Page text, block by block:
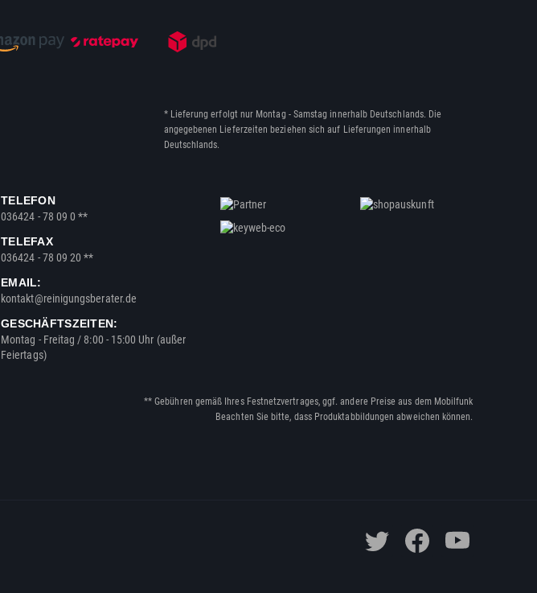
* Lieferung erfolgt nur Montag - Samstag innerhalb Deutschlands. Die
angegebenen Lieferzeiten beziehen sich auf Lieferungen innerhalb
Deutschlands.
TELEFON
036424 - 78 09 0 **
TELEFAX
036424 - 78 09 20 **
EMAIL:
kontakt@reinigungsberater.de
GESCHÄFTSZEITEN:
Montag - Freitag / 8:00 - 15:00 Uhr (außer
Feiertags)
** Gebühren gemäß Ihres Festnetzvertrages, ggf. andere Preise aus dem Mobilfunk
Beachten Sie bitte, dass Produktabbildungen abweichen können.